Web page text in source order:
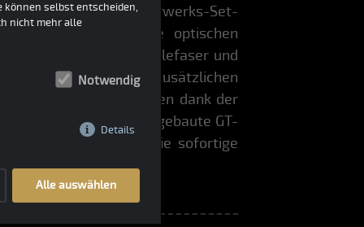
ein strafferes Fahrwerks-Set-
für die Bremsen. Die optischen
Stil aus Vollkohlefaser und
GT-R über einen zusätzlichen
kann dieser Wagen dank der
und häufiger gebaute GT-
Alle Fans, die sofortige
selbst entscheiden,
nicht mehr alle
Notwendig
Details
Alle auswählen